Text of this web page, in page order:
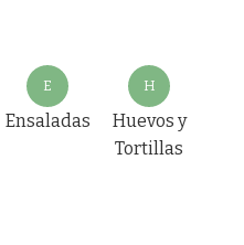
E
Ensaladas
H
Huevos y
Tortillas